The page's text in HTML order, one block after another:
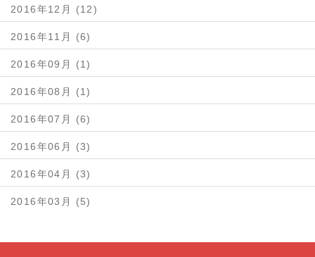
2016年12月 (12)
2016年11月 (6)
2016年09月 (1)
2016年08月 (1)
2016年07月 (6)
2016年06月 (3)
2016年04月 (3)
2016年03月 (5)